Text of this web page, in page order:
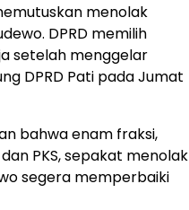
menolak
DPRD memilih
setelah menggelar
DPRD Pati pada Jumat
bahwa enam fraksi,
PKS, sepakat menolak
segera memperbaiki